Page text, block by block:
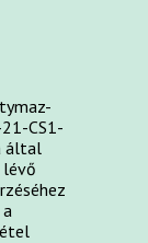
CS1-
által